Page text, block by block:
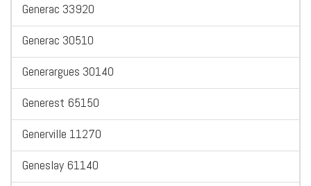
Generac 33920
Generac 30510
Generargues 30140
Generest 65150
Generville 11270
Geneslay 61140